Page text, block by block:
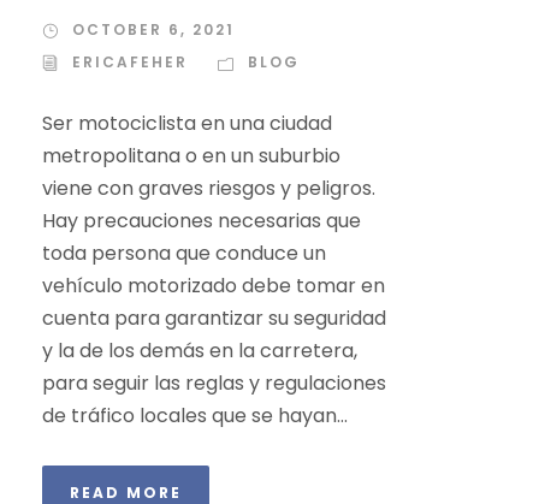
OCTOBER 6, 2021
ERICAFEHER
BLOG
Ser motociclista en una ciudad
metropolitana o en un suburbio
viene con graves riesgos y peligros.
Hay precauciones necesarias que
toda persona que conduce un
vehículo motorizado debe tomar en
cuenta para garantizar su seguridad
y la de los demás en la carretera,
para seguir las reglas y regulaciones
de tráfico locales que se hayan...
READ MORE